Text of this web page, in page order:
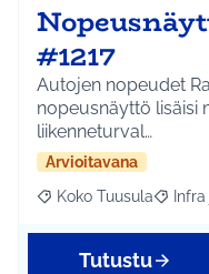
#1217
Autojen nopeudet
nopeusnäyttö lisäisi
liikenneturval…
Arvioitavana
Rajaa tulokset
Koko Tuusula Rajaa
Tutustu